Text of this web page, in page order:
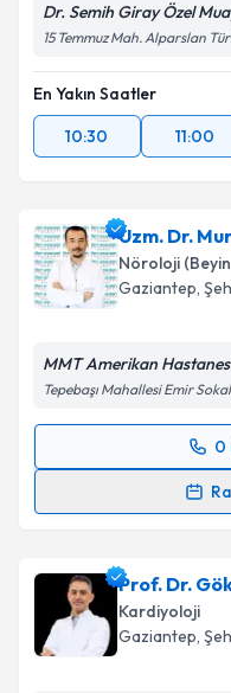
Dr. Semih Giray Özel
15 Temmuz Mah. Alparslan
En Yakın Saatler
10:30
11:00
Uzm. Dr.
Nöroloji
Gaziantep,
MMT Amerikan
Tepebaşı Mahallesi Emir
0
Randevu
için bir takvim
bilgilendireceğiz.
E-posta Adresiniz
Prof. Dr.
Kardiyoloji
Gaziantep,